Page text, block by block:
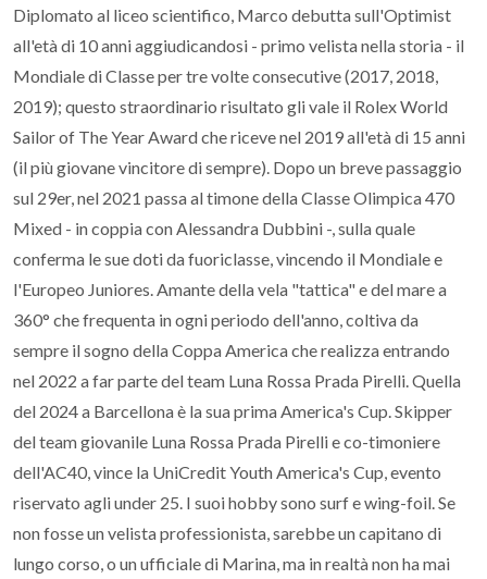
Diplomato al liceo scientifico, Marco debutta sull'Optimist
all'età di 10 anni aggiudicandosi - primo velista nella storia - il
Mondiale di Classe per tre volte consecutive (2017, 2018,
2019); questo straordinario risultato gli vale il Rolex World
Sailor of The Year Award che riceve nel 2019 all'età di 15 anni
(il più giovane vincitore di sempre). Dopo un breve passaggio
sul 29er, nel 2021 passa al timone della Classe Olimpica 470
Mixed - in coppia con Alessandra Dubbini -, sulla quale
conferma le sue doti da fuoriclasse, vincendo il Mondiale e
l'Europeo Juniores. Amante della vela "tattica" e del mare a
360° che frequenta in ogni periodo dell'anno, coltiva da
sempre il sogno della Coppa America che realizza entrando
nel 2022 a far parte del team Luna Rossa Prada Pirelli. Quella
del 2024 a Barcellona è la sua prima America's Cup. Skipper
del team giovanile Luna Rossa Prada Pirelli e co-timoniere
dell'AC40, vince la UniCredit Youth America's Cup, evento
riservato agli under 25. I suoi hobby sono surf e wing-foil. Se
non fosse un velista professionista, sarebbe un capitano di
lungo corso, o un ufficiale di Marina, ma in realtà non ha mai